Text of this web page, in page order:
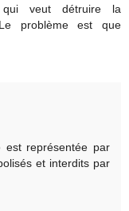
qui veut détruire la
problème est que
est représentée par
et interdits par